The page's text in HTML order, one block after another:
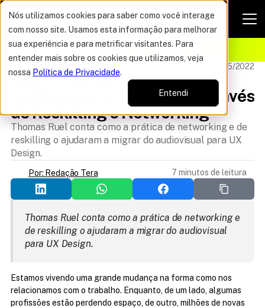
Nós utilizamos cookies para saber como você interage
com nosso site. Usamos esta informação para melhorar
sua experiência e para metrificar visitantes. Para
entender mais sobre os cookies que utilizamos, veja
nossa Política de Privacidade.
Entendi
OFERTA DO ANO VAGAS POR TEMPO LIMITADO
Atualizado 20/05/2022
Como Thomas Ruel foi do
audiovisual ao UX Design através
de Reskilling e Networking
Thomas Ruel conta como a prática de networking e de
reskilling o ajudaram a migrar do audiovisual para UX
Design.
Por: Redação Tera 7 minutos de leitura
Thomas Ruel conta como a prática de networking e
de reskilling o ajudaram a migrar do audiovisual
para UX Design.
Estamos vivendo uma grande mudança na forma como nos
relacionamos com o trabalho. Enquanto, de um lado, algumas
profissões estão perdendo espaço, de outro, milhões de novas